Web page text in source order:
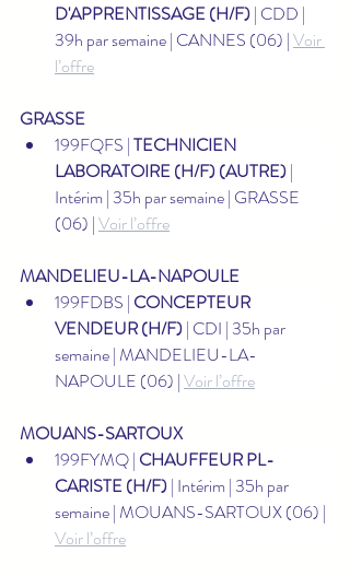
D'APPRENTISSAGE (H/F) | CDD |
39h par semaine | CANNES (06) | Voir
l’offre
GRASSE
199FQFS | TECHNICIEN
LABORATOIRE (H/F) (AUTRE) |
Intérim | 35h par semaine | GRASSE
(06) | Voir l’offre
MANDELIEU-LA-NAPOULE
199FDBS | CONCEPTEUR
VENDEUR (H/F) | CDI | 35h par
semaine | MANDELIEU-LA-
NAPOULE (06) | Voir l’offre
MOUANS-SARTOUX
199FYMQ | CHAUFFEUR PL-
CARISTE (H/F) | Intérim | 35h par
semaine | MOUANS-SARTOUX (06) |
Voir l’offre